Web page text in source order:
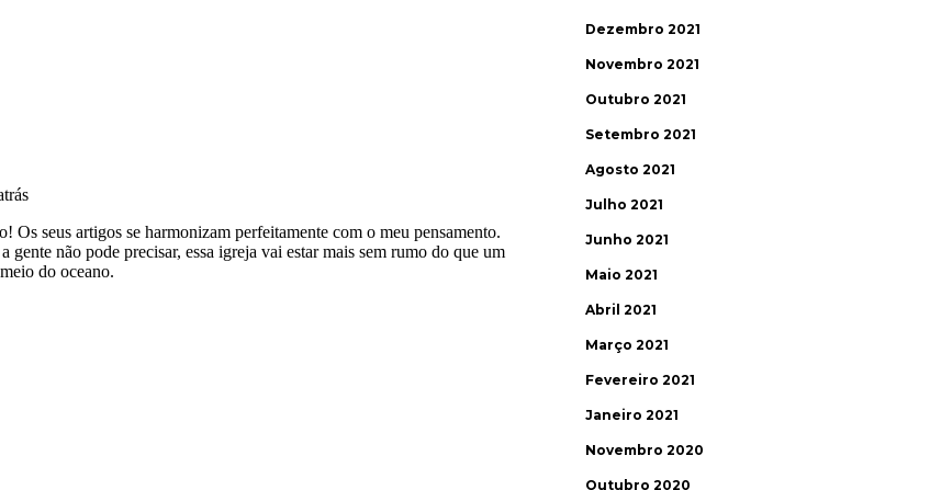
Dezembro 2021
Novembro 2021
Outubro 2021
Setembro 2021
Agosto 2021
Julho 2021
Junho 2021
Maio 2021
Abril 2021
Março 2021
Fevereiro 2021
Janeiro 2021
Novembro 2020
Outubro 2020